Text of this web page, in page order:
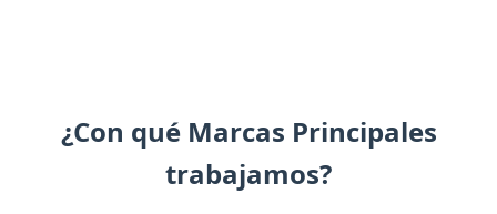
¿Con qué Marcas Principales
trabajamos?